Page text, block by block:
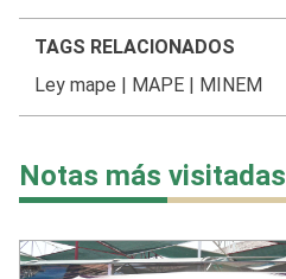
TAGS RELACIONADOS
Ley mape
MAPE| MINEM
Notas más visitadas